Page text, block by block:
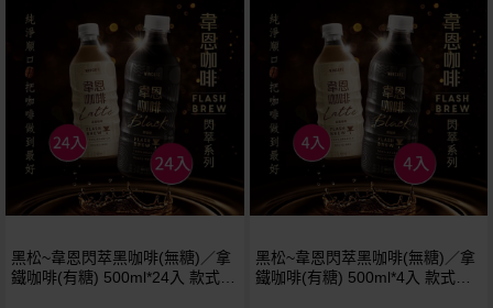
黑松~韋恩閃萃黑咖啡(無糖)／拿
鐵咖啡(有糖) 500ml*24入 款式可
黑松~韋恩閃萃黑咖啡(無糖)／拿
鐵咖啡(有糖) 500ml*4入 款式可